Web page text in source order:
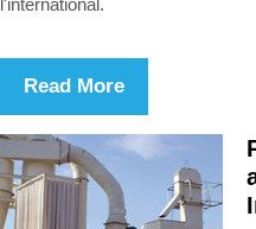
Read More